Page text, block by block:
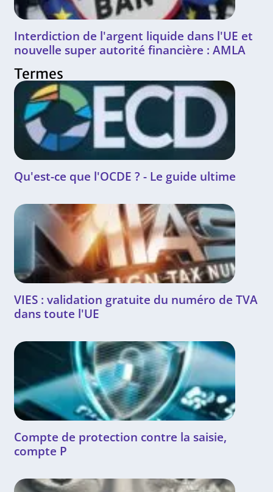
Interdiction de l'argent liquide dans l'UE et
nouvelle super autorité financière : AMLA
Termes
Qu'est-ce que l'OCDE ? - Le guide ultime
VIES : validation gratuite du numéro de TVA
dans toute l'UE
Compte de protection contre la saisie,
compte P